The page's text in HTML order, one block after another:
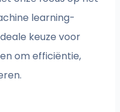
learning-
keuze voor
om efficiëntie,